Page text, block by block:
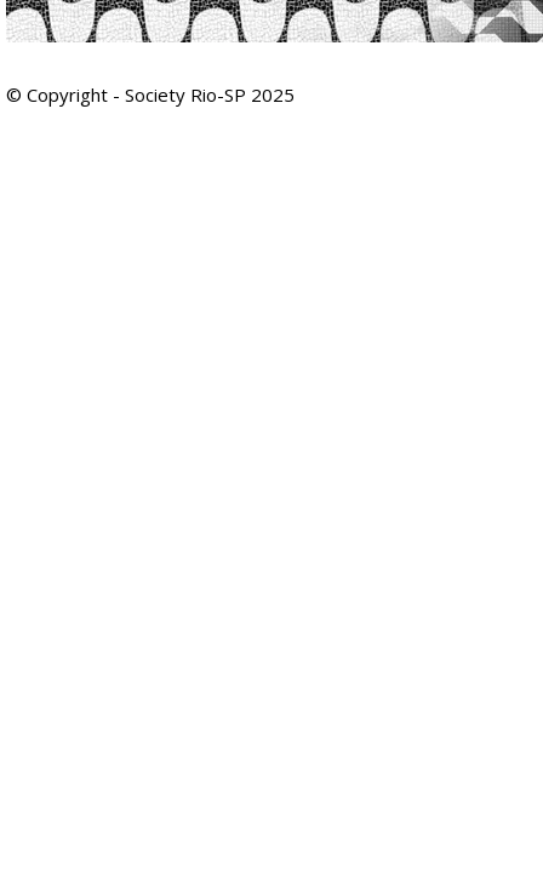
© Copyright - Society Rio-SP 2025